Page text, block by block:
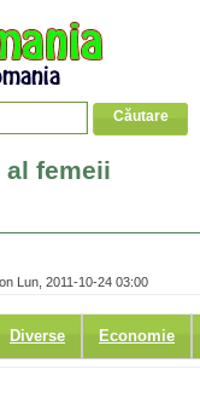
femeii
Diverse Economie
on Lun, 2011-10-24 03:00